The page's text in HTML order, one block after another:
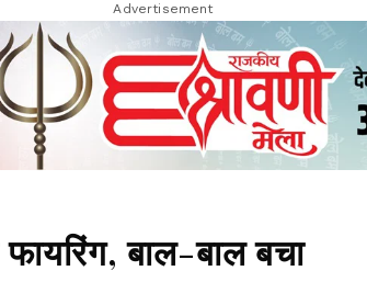
Advertisement
फायरिंग, बाल-बाल बचा